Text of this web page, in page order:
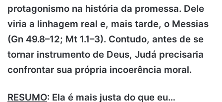
protagonismo na história da promessa. Dele
viria a linhagem real e, mais tarde, o Messias
(Gn 49.8–12; Mt 1.1–3). Contudo, antes de se
tornar instrumento de Deus, Judá precisaria
confrontar sua própria incoerência moral.
RESUMO: Ela é mais justa do que eu…